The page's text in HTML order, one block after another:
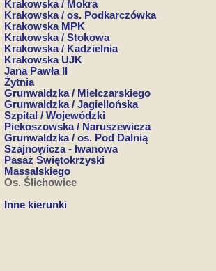
Krakowska / Mokra
Krakowska / os. Podkarczówka
Krakowska MPK
Krakowska / Stokowa
Krakowska / Kadzielnia
Krakowska UJK
Jana Pawła II
Żytnia
Grunwaldzka / Mielczarskiego
Grunwaldzka / Jagiellońska
Szpital / Wojewódzki
Piekoszowska / Naruszewicza
Grunwaldzka / os. Pod Dalnią
Szajnowicza - Iwanowa
Pasaż Świętokrzyski
Massalskiego
Os. Ślichowice
Inne kierunki